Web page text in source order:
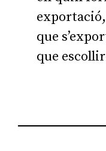
que
que